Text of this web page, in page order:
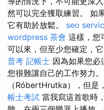
然可以完全獲取練習。 如
它有助於放鬆。 seo
wordpress 茶會 這樣，您
可以來，但至少您確定，
普考 記帳士 因為如果您必
您很難讓自己的工作努力
（RóbertHrutka），但是
帳士考試 當我寫這首歌時